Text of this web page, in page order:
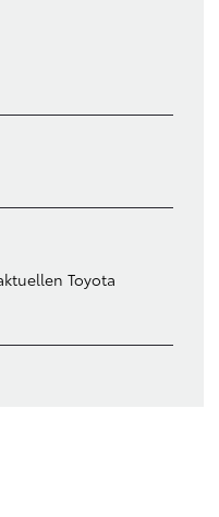
Toyota